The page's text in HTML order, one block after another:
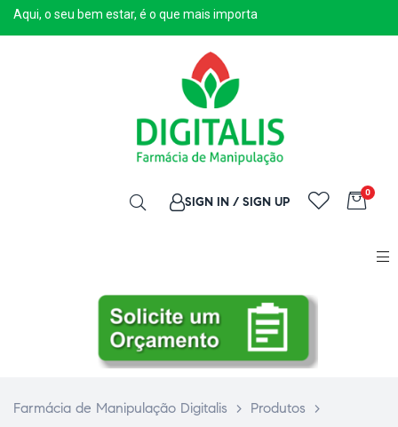
Aqui, o seu bem estar, é o que mais importa
SIGN IN / SIGN UP
0
Farmácia de Manipulação Digitalis > Produtos
>